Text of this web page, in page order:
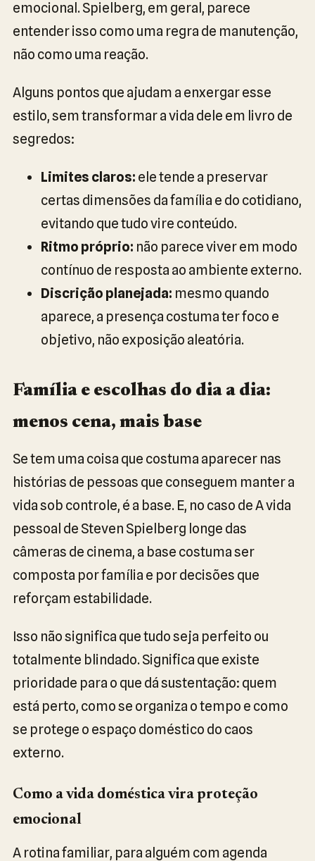
emocional. Spielberg, em geral, parece
entender isso como uma regra de manutenção,
não como uma reação.
Alguns pontos que ajudam a enxergar esse
estilo, sem transformar a vida dele em livro de
segredos:
Limites claros: ele tende a preservar
certas dimensões da família e do cotidiano,
evitando que tudo vire conteúdo.
Ritmo próprio: não parece viver em modo
contínuo de resposta ao ambiente externo.
Discrição planejada: mesmo quando
aparece, a presença costuma ter foco e
objetivo, não exposição aleatória.
Família e escolhas do dia a dia:
menos cena, mais base
Se tem uma coisa que costuma aparecer nas
histórias de pessoas que conseguem manter a
vida sob controle, é a base. E, no caso de A vida
pessoal de Steven Spielberg longe das
câmeras de cinema, a base costuma ser
composta por família e por decisões que
reforçam estabilidade.
Isso não significa que tudo seja perfeito ou
totalmente blindado. Significa que existe
prioridade para o que dá sustentação: quem
está perto, como se organiza o tempo e como
se protege o espaço doméstico do caos
externo.
Como a vida doméstica vira proteção
emocional
A rotina familiar, para alguém com agenda